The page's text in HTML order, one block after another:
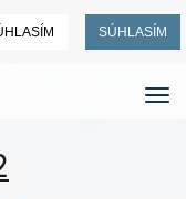
SÚHLASÍM